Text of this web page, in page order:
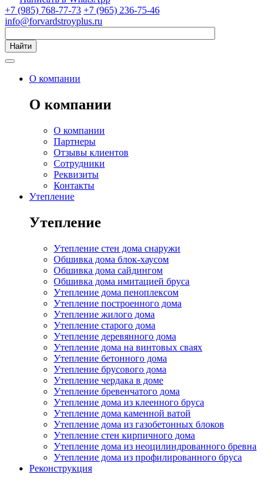
+7 (985) 768-77-73 +7 (965) 236-75-46
info@forvardstroyplus.ru
Найти
О компании
О компании
О компании
Партнеры
Отзывы клиентов
Сотрудники
Реквизиты
Контакты
Утепление
Утепление
Утепление стен дома снаружи
Обшивка дома блок-хаусом
Обшивка дома сайдингом
Обшивка дома имитацией бруса
Утепление дома пеноплексом
Утепление построенного дома
Утепление жилого дома
Утепление старого дома
Утепление деревянного дома
Утепление дома на винтовых сваях
Утепление бетонного дома
Утепление брусового дома
Утепление чердака в доме
Утепление бревенчатого дома
Утепление дома из клеенного бруса
Утепление дома каменной ватой
Утепление дома из газобетонных блоков
Утепление стен кирпичного дома
Утепление дома из неоцилиндрованного бревна
Утепление дома из профилированного бруса
Реконструкция